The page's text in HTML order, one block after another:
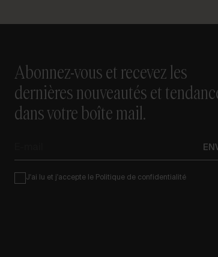
Abonnez-vous et recevez les
dernières nouveautés et
dans votre boîte mail.
Condiciones
J'ai lu et j'accepte le Politique de confidentialité